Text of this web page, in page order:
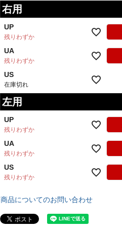
右用
UP
残りわずか
UA
残りわずか
US
在庫切れ
左用
UP
残りわずか
UA
残りわずか
US
残りわずか
商品についてのお問い合わせ